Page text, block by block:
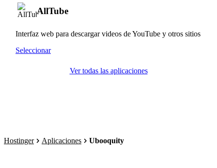
AllTube
Interfaz web para descargar videos de YouTube y otros sitios
Seleccionar
Ver todas las aplicaciones
Hostinger Aplicaciones Ubooquity